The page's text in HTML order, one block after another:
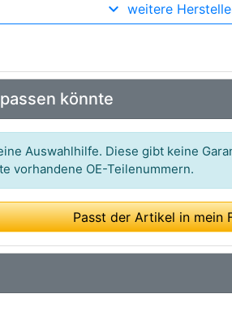
Art.-Nr.: 19-1776
Art.-Nr.: FSB696
Art.-Nr.: LS1978
Art.-Nr.: 0 986 487 726
Art.-Nr.: 564171
Art.-Nr.: 91066700
Art.-Nr.: 03.0137-4004.2
Art.-Nr.: GS8744
weitere
könnte
Auswahlhilfe. Diese gibt keine
vorhandene OE-Teilenummern.
Passt der Artikel in mein